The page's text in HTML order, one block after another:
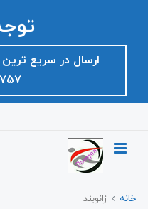
ارسال در سریع
خانه زانوبند